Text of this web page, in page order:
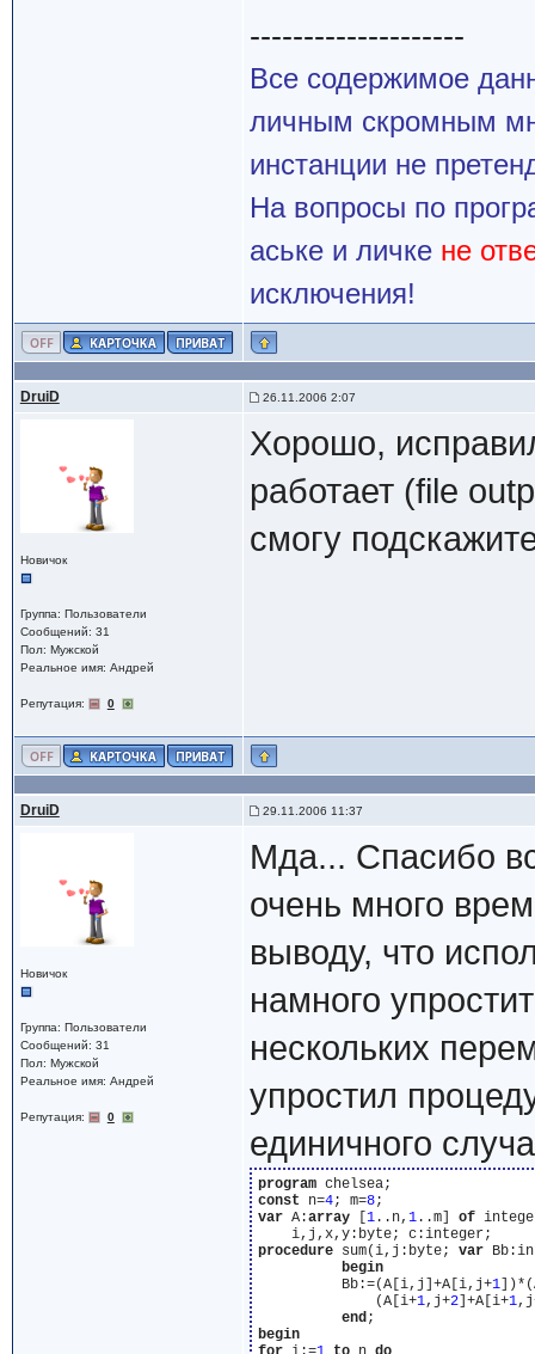
--------------------
Все содержимое
личным скромным
инстанции не
На вопросы по
аське и личке не
исключения!
DruiD 26.11.2006 2:07
Новичок
Группа: Пользователи
Сообщений: 31
Пол: Мужской
Реальное имя: Андрей
Репутация: 0
Хорошо,
работает (file
смогу
DruiD 29.11.2006 11:37
Новичок
Группа: Пользователи
Сообщений: 31
Пол: Мужской
Реальное имя: Андрей
Репутация: 0
Мда... Спасибо
очень много
выводу, что
намного
нескольких
упростил
единичного
program
const n=4; m=8
var A:array [ 1..n, 1..m] of
procedure sum(i,j:byte; var
begin
          Bb:=(A[i,j]+A[i,j+
1
              (A[i+
1,j+2]+A[i+1
end
begin